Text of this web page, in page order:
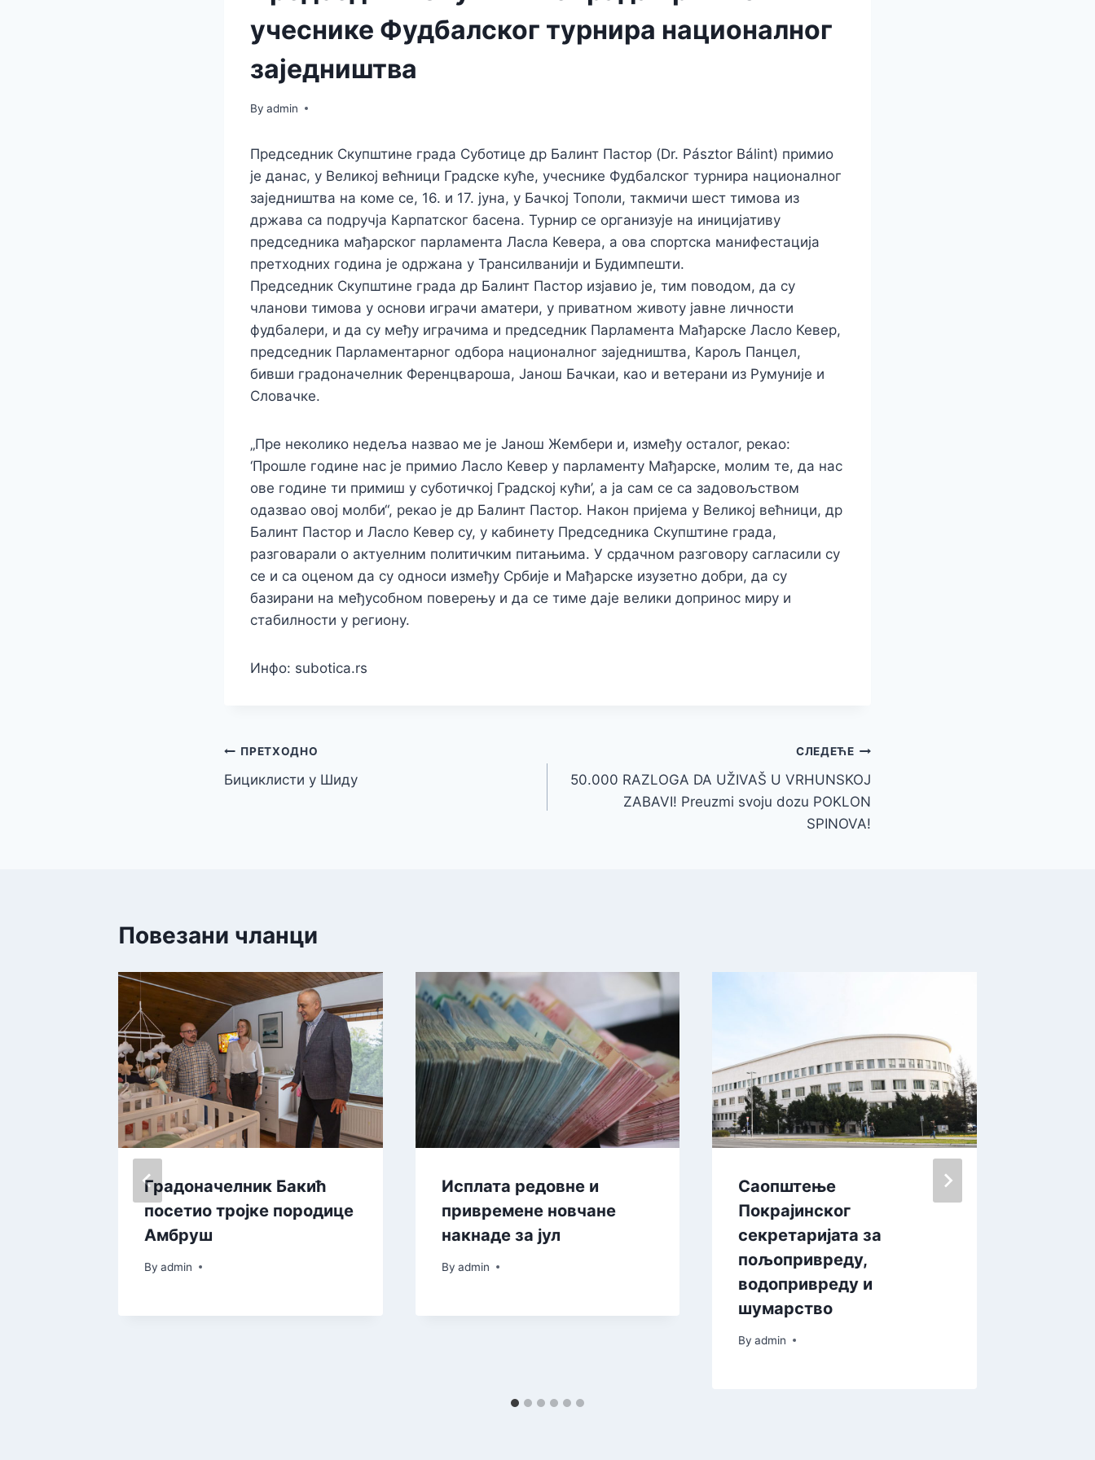
учеснике Фудбалског турнира националног
заједништва
By admin
Председник Скупштине града Суботице др Балинт Пастор (Dr. Pásztor Bálint) примио
је данас, у Великој већници Градске куће, учеснике Фудбалског турнира националног
заједништва на коме се, 16. и 17. јуна, у Бачкој Тополи, такмичи шест тимова из
држава са подручја Карпатског басена. Турнир се организује на иницијативу
председника мађарског парламента Ласла Кевера, а ова спортска манифестација
претходних година је одржана у Трансилванији и Будимпешти.
Председник Скупштине града др Балинт Пастор изјавио је, тим поводом, да су
чланови тимова у основи играчи аматери, у приватном животу јавне личности
фудбалери, и да су међу играчима и председник Парламента Мађарске Ласло Кевер,
председник Парламентарног одбора националног заједништва, Карољ Панцел,
бивши градоначелник Ференцвароша, Јанош Бачкаи, као и ветерани из Румуније и
Словачке.
„Пре неколико недеља назвао ме је Јанош Жембери и, између осталог, рекао:
‘Прошле године нас је примио Ласло Кевер у парламенту Мађарске, молим те, да нас
ове године ти примиш у суботичкој Градској кући’, а ја сам се са задовољством
одазвао овој молби“, рекао је др Балинт Пастор. Након пријема у Великој већници, др
Балинт Пастор и Ласло Кевер су, у кабинету Председника Скупштине града,
разговарали о актуелним политичким питањима. У срдачном разговору сагласили су
се и са оценом да су односи између Србије и Мађарске изузетно добри, да су
базирани на међусобном поверењу и да се тиме даје велики допринос миру и
стабилности у региону.
Инфо: subotica.rs
Кретање
чланка
ПРЕТХОДНО
Бициклисти у Шиду
СЛЕДЕЋЕ
50.000 RAZLOGA DA UŽIVAŠ U VRHUNSKOJ
ZABAVI! Preuzmi svoju dozu POKLON
SPINOVA!
Повезани чланци
Градоначелник Бакић
посетио тројке породице
Амбруш
By admin
Исплата редовне и
привремене новчане
накнаде за јул
By admin
Саопштење
Покрајинског
секретаријата за
пољопривреду,
водопривреду и
шумарство
By admin